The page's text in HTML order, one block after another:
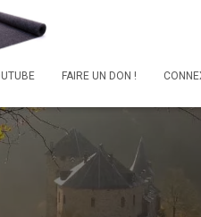
FAIRE UN DON !